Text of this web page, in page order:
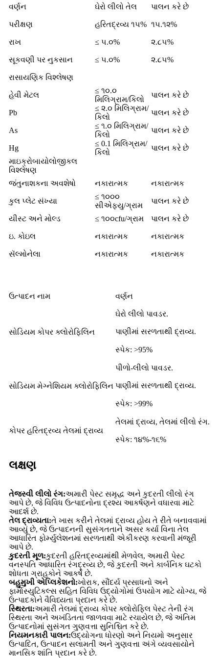
વર્ણન ઘેરો લીલો તેલ પાલન કરે છે
પરીક્ષણ હરિતદ્રવ્ય ૧૫% ૧૫.૧૨%
રાખ ≤ ૫.૦% ૨.૮૫%
સૂકવણી પર નુકસાન ≤ ૫.૦% ૨.૮૫%
રાસાયણિક વિશ્લેષણ
હેવી મેટલ
≤ ૧૦.૦
મિલિગ્રામ/કિલો
પાલન કરે છે
Pb
≤ ૨.૦ મિલિગ્રામ/
કિલો
પાલન કરે છે
As
≤ ૧.૦ મિલિગ્રામ/
કિલો
પાલન કરે છે
Hg
≤ 0.1 મિલિગ્રામ/
કિલો
પાલન કરે છે
માઇક્રોબાયોલોજીકલ
વિશ્લેષણ
જંતુનાશકના અવશેષો
નકારાત્મક નકારાત્મક
કુલ પ્લેટ સંખ્યા
≤ ૧૦૦૦
સીએફયુ/ગ્રામ
પાલન કરે છે
યીસ્ટ અને મોલ્ડ ≤ ૧૦૦cfu/ગ્રામ પાલન કરે છે
ઇ. કોઇલ નકારાત્મક નકારાત્મક
સૅલ્મોનેલા નકારાત્મક નકારાત્મક
ઉત્પાદન નામ વર્ણન
સોડિયમ કોપર ક્લોરોફિલિન
ઘેરો લીલો પાવડર.
પાણીમાં સરળતાથી દ્રાવ્ય.
સ્પેક: >95%
સોડિયમ મેગ્નેશિયમ ક્લોરોફિલિન
પીળો-લીલો પાવડર.
પાણીમાં સરળતાથી દ્રાવ્ય.
સ્પેક: >99%
કોપર હરિતદ્રવ્ય તેલમાં દ્રાવ્ય
તેલમાં દ્રાવ્ય, તેલમાં લીલો રંગ.
સ્પેક: ૧૪%-૧૬%
લક્ષણ
તેજસ્વી લીલો રંગ:અમારી પેસ્ટ સમૃદ્ધ અને કુદરતી લીલો રંગ
આપે છે, જે વિવિધ ઉત્પાદનોના દ્રશ્ય આકર્ષણને વધારવા માટે
આદર્શ છે.
તેલ દ્રાવ્યતા:તે ખાસ કરીને તેલમાં દ્રાવ્ય હોય તે રીતે બનાવવામાં
આવ્યું છે, જે ઉત્પાદનની સુસંગતતાને અસર કર્યા વિના તેલ
આધારિત ફોર્મ્યુલેશનમાં સરળતાથી એકીકરણ કરવાની મંજૂરી
આપે છે.
કુદરતી મૂળ:કુદરતી હરિતદ્રવ્યમાંથી મેળવેલ, અમારી પેસ્ટ
વનસ્પતિ આધારિત રંગદ્રવ્ય છે, જે કુદરતી અને કાર્બનિક ઘટકો
શોધતા ગ્રાહકોને આકર્ષે છે.
બહુમુખી એપ્લિકેશનો:ખોરાક, સૌંદર્ય પ્રસાધનો અને
ફાર્માસ્યુટિકલ્સ સહિત વિવિધ ઉદ્યોગોમાં ઉપયોગ માટે યોગ્ય, જે
ઉત્પાદકોને વૈવિધ્યતા પ્રદાન કરે છે.
સ્થિરતા:અમારી તેલમાં દ્રાવ્ય કોપર ક્લોરોફિલ પેસ્ટ તેની રંગ
સ્થિરતા અને અખંડિતતા જાળવવા માટે રચાયેલ છે, જે અંતિમ
ઉત્પાદનોમાં સુસંગત ગુણવત્તા સુનિશ્ચિત કરે છે.
નિયમનકારી પાલન:ઉદ્યોગના ધોરણો અને નિયમો અનુસાર
ઉત્પાદિત, ઉત્પાદન સલામતી અને ગુણવત્તા અંગે વ્યવસાયોને
માનસિક શાંતિ પ્રદાન કરે છે.